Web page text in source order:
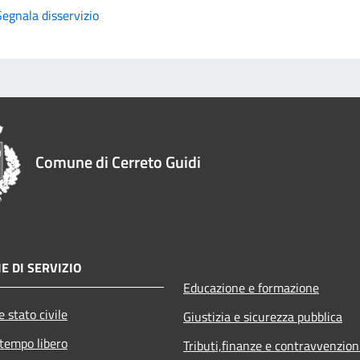
disservizio
Comune di Cerreto Guidi
DI SERVIZIO
stato civile
libero
Educazione e formazione
Giustizia e sicurezza pubblica
Tributi,finanze e